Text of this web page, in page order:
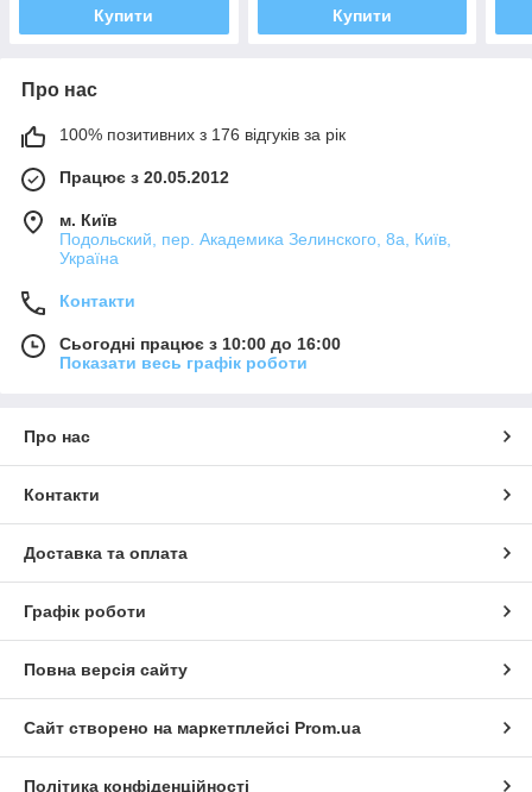
Купити Купити
Про нас
100% позитивних з 176 відгуків за рік
Працює з 20.05.2012
м. Київ
Подольский, пер. Академика Зелинского, 8а, Київ,
Україна
Контакти
Сьогодні працює з 10:00 до 16:00
Показати весь графік роботи
Про нас
Контакти
Доставка та оплата
Графік роботи
Повна версія сайту
Сайт створено на маркетплейсі Prom.ua
Політика конфіденційності